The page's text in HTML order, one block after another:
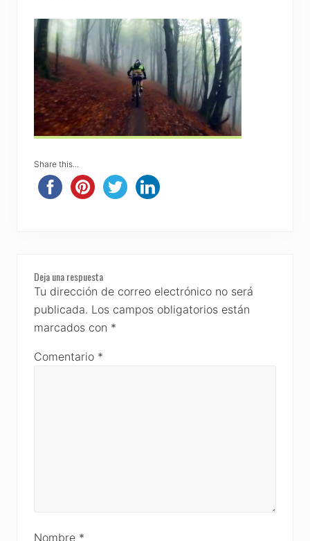
Share this...
Reader
Interactions
Deja una respuesta
Tu dirección de correo electrónico no será
publicada. Los campos obligatorios están
marcados con *
Comentario *
Nombre *